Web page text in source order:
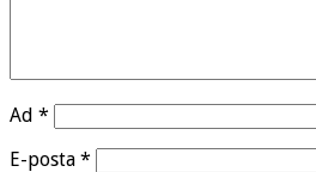
Ad *
E-posta *